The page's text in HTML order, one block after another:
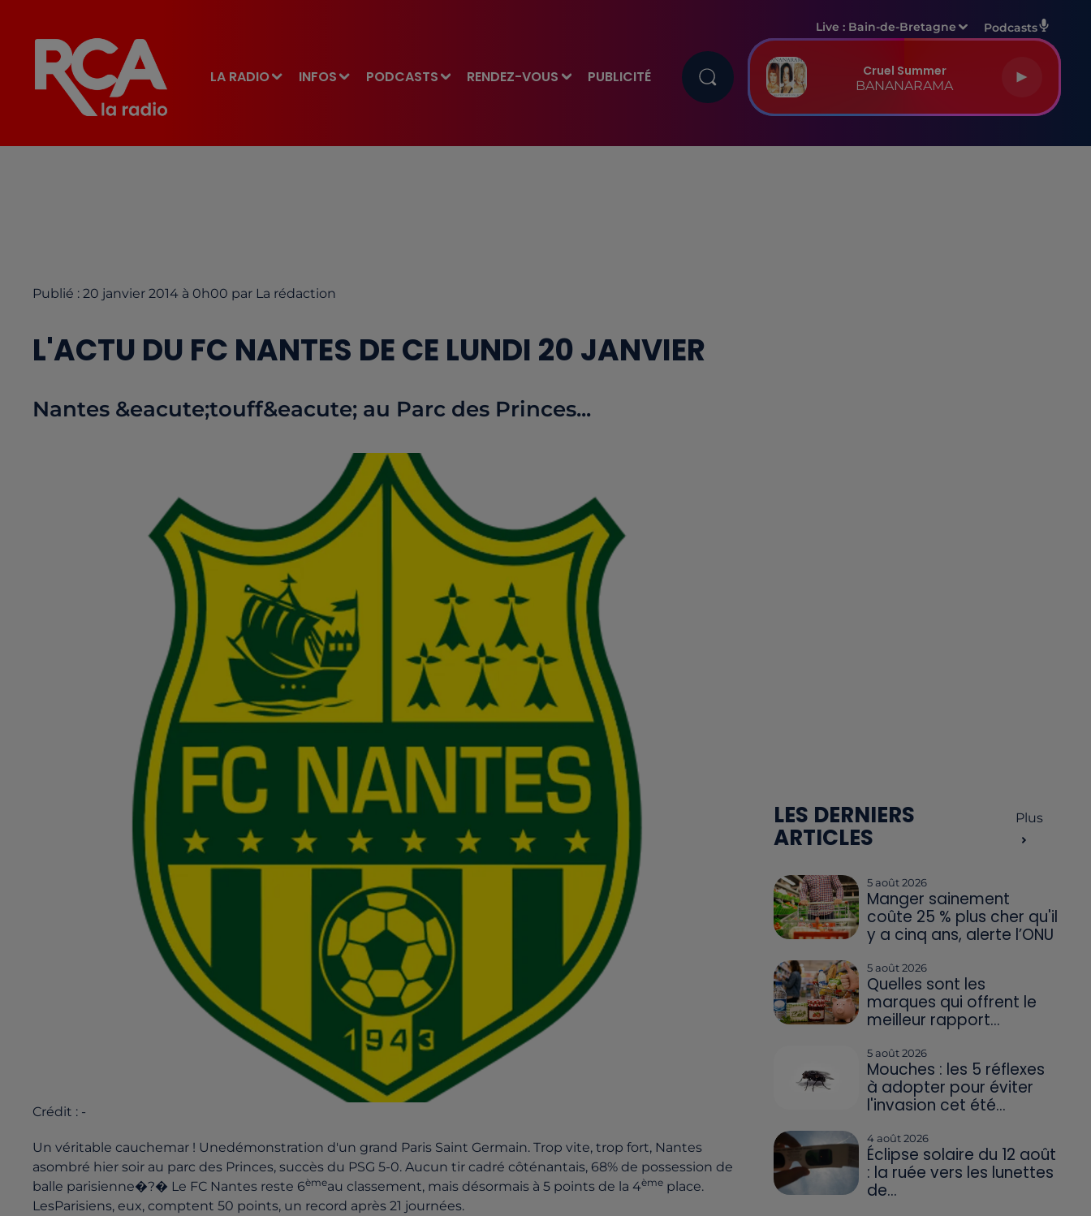
LA RADIO INFOS PODCASTS RENDEZ-VOUS PUBLICITÉ
Live : Bain-de-Bretagne Podcasts
Cruel Summer
BANANARAMA
Publié : 20 janvier 2014 à 0h00 par La rédaction
L'ACTU DU FC NANTES DE CE LUNDI 20 JANVIER
Nantes &eacute;touff&eacute; au Parc des Princes...
Crédit : -
Un véritable cauchemar ! Unedémonstration d'un grand Paris Saint Germain. Trop vite, trop fort, Nantes
asombré hier soir au parc des Princes, succès du PSG 5-0. Aucun tir cadré côténantais, 68% de possession de
balle parisienne�?� Le FC Nantes reste 6èmeau classement, mais désormais à 5 points de la 4ème place.
LesParisiens, eux, comptent 50 points, un record après 21 journées.
LES DERNIERS
ARTICLES
Plus
5 août 2026
Manger sainement
coûte 25 % plus cher qu'il
y a cinq ans, alerte l’ONU
5 août 2026
Quelles sont les
marques qui offrent le
meilleur rapport...
5 août 2026
Mouches : les 5 réflexes
à adopter pour éviter
l'invasion cet été...
4 août 2026
Éclipse solaire du 12 août
: la ruée vers les lunettes
de...